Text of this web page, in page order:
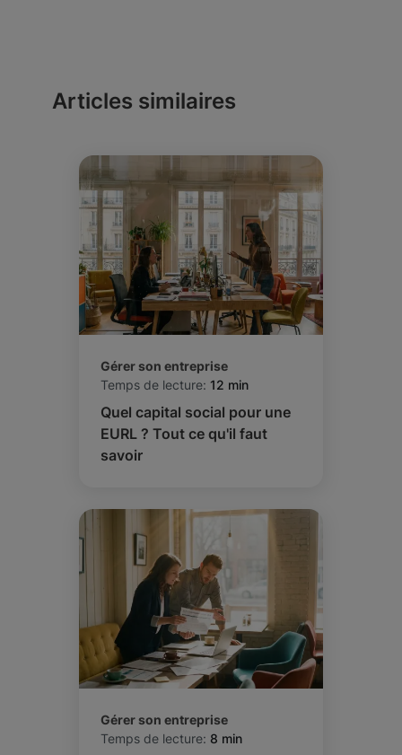
succession) et intervient souvent dans un
cadre familial ou patrimonial. Les démarches
peut différer.
Articles similaires
Gérer son entreprise
Temps de lecture: 12 min
Quel capital social pour une
EURL ? Tout ce qu'il faut
savoir
Gérer son entreprise
Temps de lecture: 8 min